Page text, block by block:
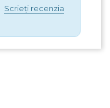
Scrieți recenzia